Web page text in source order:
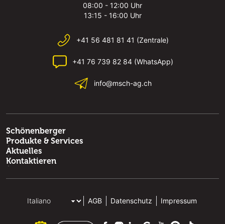
08:00 - 12:00 Uhr
13:15 - 16:00 Uhr
+41 56 481 81 41 (Zentrale)
+41 76 739 82 84 (WhatsApp)
info@msch-ag.ch
Schönenberger
Produkte & Services
Aktuelles
Kontaktieren
AGB Datenschutz Impressum